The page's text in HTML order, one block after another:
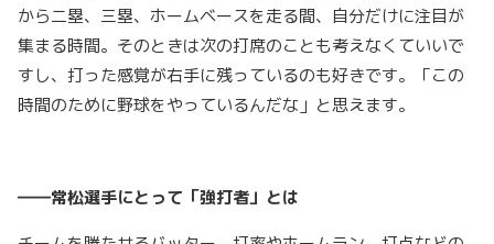
から二塁、三塁、ホームベースを走る間、自分だけに注目が
集まる時間。そのときは次の打席のことも考えなくていいで
すし、打った感覚が右手に残っているのも好きです。「この
時間のために野球をやっているんだな」と思えます。
――常松選手にとって「強打者」とは